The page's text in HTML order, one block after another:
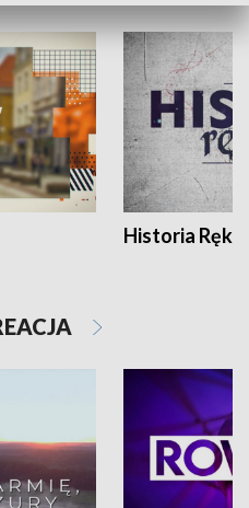
Historia Ręką